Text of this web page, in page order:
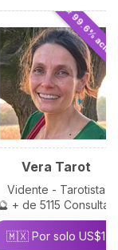
⭐ 99.6%
Vera Tarot
Vidente - Tarotista
+ de 5115 Consultas
🇲🇽 Por solo US$1